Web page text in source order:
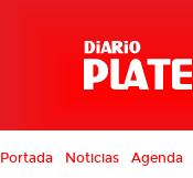
Portada Noticias Agenda